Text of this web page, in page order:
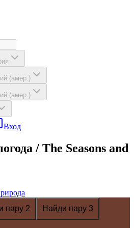
(амер.)
(амер.)
Вход
/ The Seasons and
пару 2 Найди пару 3